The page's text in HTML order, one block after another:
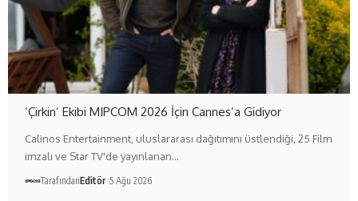
‘Çirkin’ Ekibi MIPCOM 2026 İçin Cannes’a Gidiyor
Calinos Entertainment, uluslararası dağıtımını üstlendiği, 25 Film
imzalı ve Star TV'de yayınlanan…
TarafındanEditör 5 Ağu 2026